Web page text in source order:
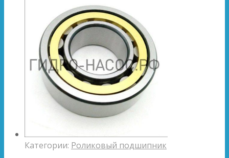
Категории: Роликовый подшипник